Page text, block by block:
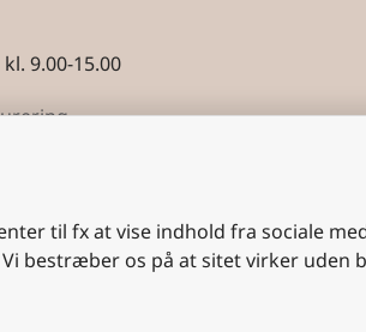
9.00-15.00
til fx at vise indhold fra sociale
bestræber os på at sitet virker uden